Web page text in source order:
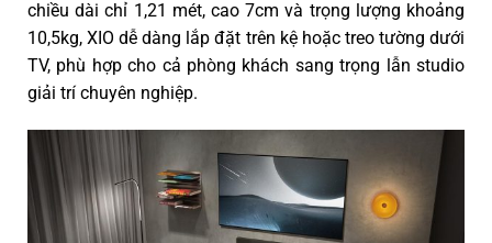
chiều dài chỉ 1,21 mét, cao 7cm và trọng lượng khoảng
10,5kg, XIO dễ dàng lắp đặt trên kệ hoặc treo tường dưới
TV, phù hợp cho cả phòng khách sang trọng lẫn studio
giải trí chuyên nghiệp.